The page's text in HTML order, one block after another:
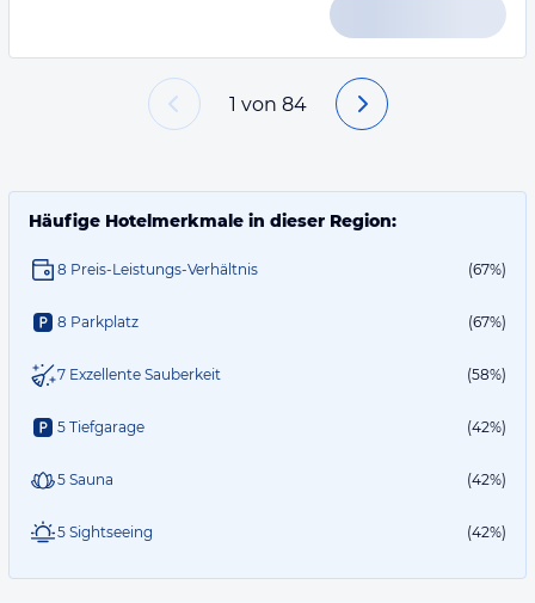
1 von 84
Häufige Hotelmerkmale in dieser Region:
8 Preis-Leistungs-Verhältnis (67%)
8 Parkplatz (67%)
7 Exzellente Sauberkeit (58%)
5 Tiefgarage (42%)
5 Sauna (42%)
5 Sightseeing (42%)